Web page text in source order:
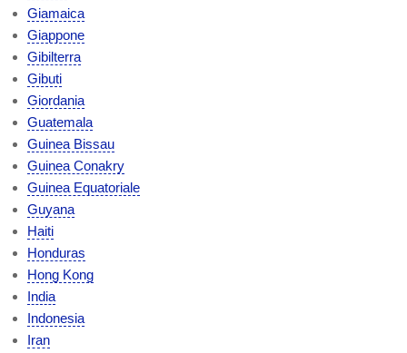
Giamaica
Giappone
Gibilterra
Gibuti
Giordania
Guatemala
Guinea Bissau
Guinea Conakry
Guinea Equatoriale
Guyana
Haiti
Honduras
Hong Kong
India
Indonesia
Iran